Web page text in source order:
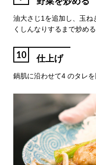
油大さじ1を追加し、玉
くしんなりするまで炒める
10 仕上げ
鍋肌に沿わせて4 のタレ